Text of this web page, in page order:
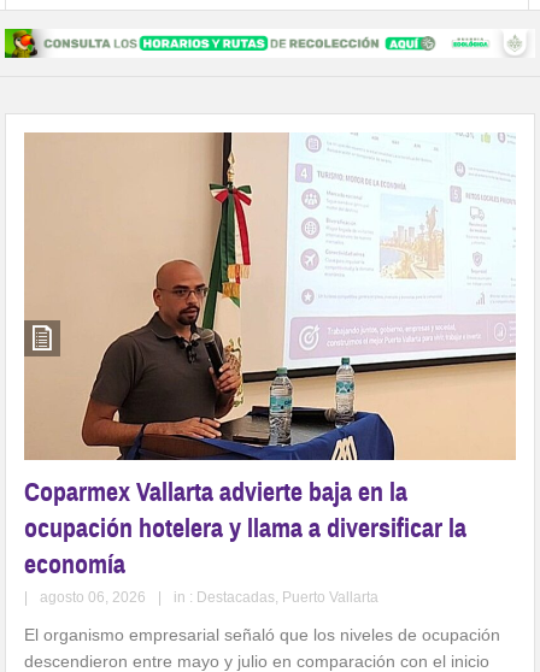
Coparmex Vallarta advierte baja en la
ocupación hotelera y llama a diversificar la
economía
| agosto 06, 2026 | in : Destacadas Puerto Vallarta
El organismo empresarial señaló que los niveles de ocupación
descendieron entre mayo y julio en comparación con el inicio